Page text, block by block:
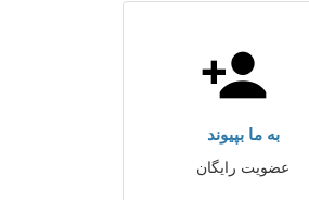
به ما بپیوند
عضویت رایگان